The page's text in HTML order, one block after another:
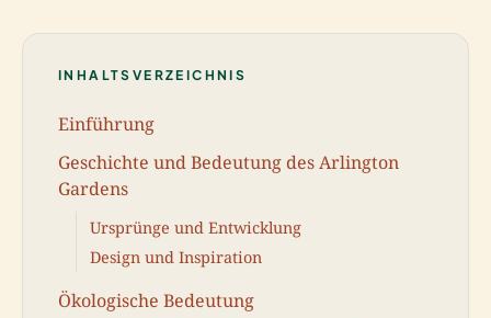
INHALTSVERZEICHNIS
Einführung
Geschichte und Bedeutung des Arlington
Gardens
Ursprünge und Entwicklung
Design und Inspiration
Ökologische Bedeutung